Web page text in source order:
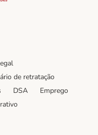
de retratação
DSA
Emprego